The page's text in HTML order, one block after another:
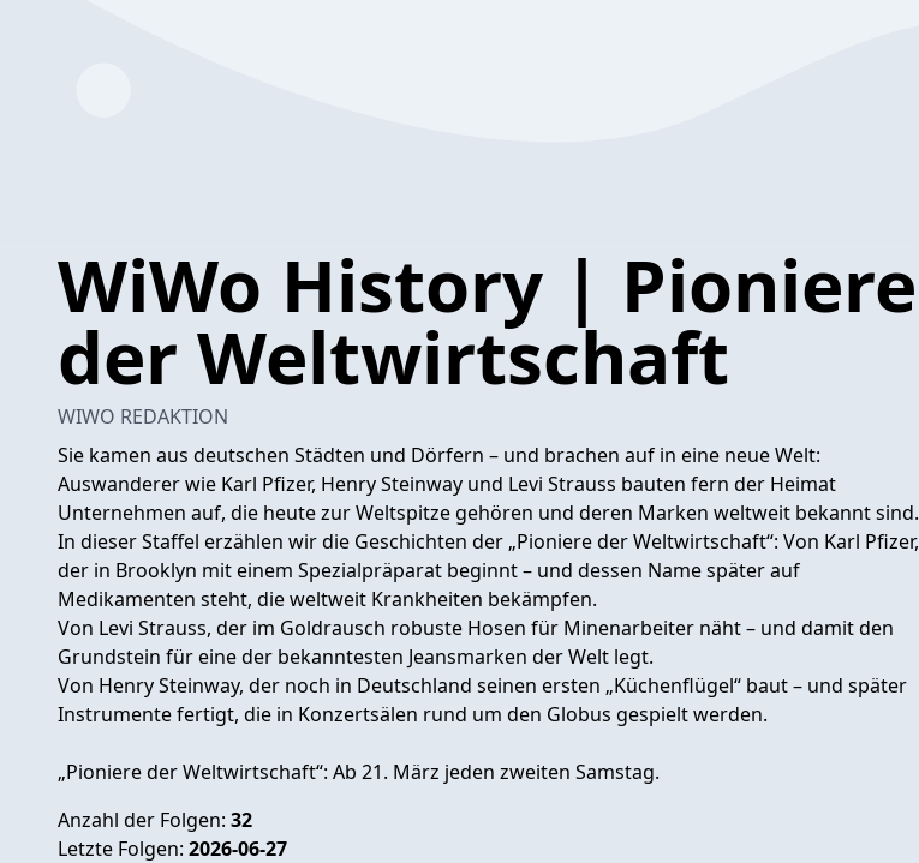
WiWo History | Pioniere
der Weltwirtschaft
WIWO REDAKTION
Sie kamen aus deutschen Städten und Dörfern – und brachen auf in eine neue Welt:
Auswanderer wie Karl Pfizer, Henry Steinway und Levi Strauss bauten fern der Heimat
Unternehmen auf, die heute zur Weltspitze gehören und deren Marken weltweit bekannt sind.
In dieser Staffel erzählen wir die Geschichten der „Pioniere der Weltwirtschaft“: Von Karl Pfizer,
der in Brooklyn mit einem Spezialpräparat beginnt – und dessen Name später auf
Medikamenten steht, die weltweit Krankheiten bekämpfen.
Von Levi Strauss, der im Goldrausch robuste Hosen für Minenarbeiter näht – und damit den
Grundstein für eine der bekanntesten Jeansmarken der Welt legt.
Von Henry Steinway, der noch in Deutschland seinen ersten „Küchenflügel“ baut – und später
Instrumente fertigt, die in Konzertsälen rund um den Globus gespielt werden.
„Pioniere der Weltwirtschaft“: Ab 21. März jeden zweiten Samstag.
Anzahl der Folgen: 32
Letzte Folgen: 2026-06-27